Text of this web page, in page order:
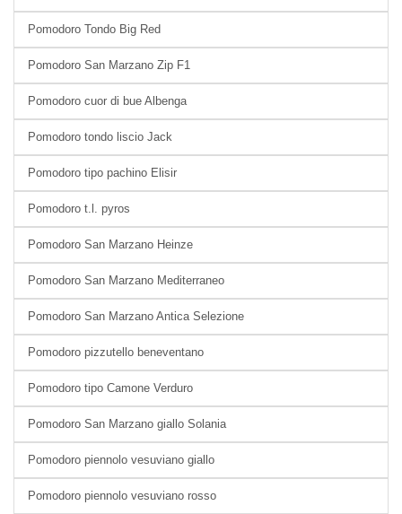
Pomodoro Tondo Big Red
Pomodoro San Marzano Zip F1
Pomodoro cuor di bue Albenga
Pomodoro tondo liscio Jack
Pomodoro tipo pachino Elisir
Pomodoro t.l. pyros
Pomodoro San Marzano Heinze
Pomodoro San Marzano Mediterraneo
Pomodoro San Marzano Antica Selezione
Pomodoro pizzutello beneventano
Pomodoro tipo Camone Verduro
Pomodoro San Marzano giallo Solania
Pomodoro piennolo vesuviano giallo
Pomodoro piennolo vesuviano rosso